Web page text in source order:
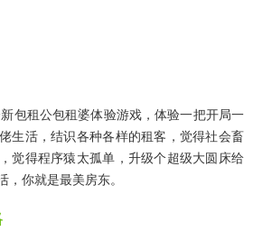
包租公包租婆体验游戏，体验一把开局一
生活，结识各种各样的租客，觉得社会畜
觉得程序猿太孤单，升级个超级大圆床给
你就是最美房东。